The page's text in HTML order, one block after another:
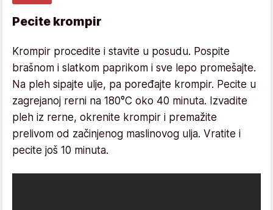
Pecite krompir
Krompir procedite i stavite u posudu. Pospite
brašnom i slatkom paprikom i sve lepo promešajte.
Na pleh sipajte ulje, pa poređajte krompir. Pecite u
zagrejanoj rerni na 180°C oko 40 minuta. Izvadite
pleh iz rerne, okrenite krompir i premažite
prelivom od začinjenog maslinovog ulja. Vratite i
pecite još 10 minuta.